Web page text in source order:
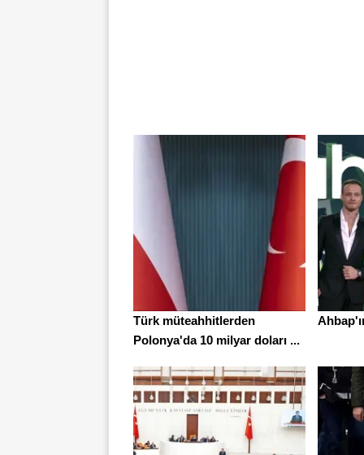
Türk müteahhitlerden
Polonya'da 10 milyar doları ...